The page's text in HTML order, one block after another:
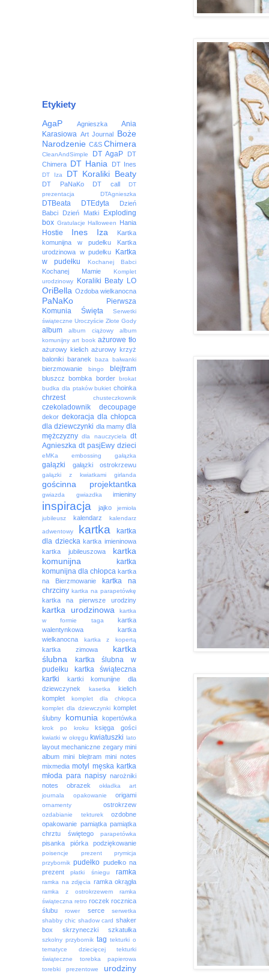
Etykiety
AgaP Agnieszka
Ania
Karasiowa Art Journal
Boże
Narodzenie C&S Chimera
CleanAndSimple DT AgaP
DT
Chimera DT Hania DT Ines
DT Iza DT Koraliki Beaty
DT PaNaKo DT call
DT
prezentacja
DTAgnieszka
DTBeata DTEdyta
Dzień
Babci
Dzień Matki
Exploding
box Gratulacje Halloween Hania
Hostie Ines Iza
Kartka
komunijna w pudełku
Kartka
urodzinowa w pudełku
Kartka
w pudełku
Kochanej Babci
Kochanej Mamie
Komplet
urodzinowy
Koraliki Beaty LO
OriBella Ozdoba wielkanocna
PaNaKo
Pierwsza
Komunia Święta
Serwetki
świąteczne Uroczyście Złote Gody
album album ciążowy
album
komunijny art book ażurowe tło
ażurowy kielich ażurowy krzyż
baloniki baranek baza bałwanki
bierzmowanie bingo blejtram
bluszcz bombka border brokat
budka dla ptaków bukiet choinka
chrzest chusteczkownik
czekoladownik decoupage
dekor dekoracja dla chłopca
dla dziewczynki dla mamy dla
mężczyzny dla nauczyciela dt
Agnieszka dt pasjEwy dzieci
eMKa embossing gałązka
gałązki gałązki ostrokrzewu
gałązki z kwiatkami girlanda
gościnna projektantka
gwiazda gwiazdka imieniny
inspiracja jajko
jemioła
jubileusz
kalendarz
kalendarz
adwentowy
kartka
kartka
dla dziecka kartka imieninowa
kartka jubileuszowa
kartka
komunijna
kartka
komunijna dla chłopca kartka
na Bierzmowanie
kartka na
chrzciny kartka na parapetówkę
kartka na pierwsze urodziny
kartka urodzinowa
kartka
w formie taga
kartka
walentynkowa
kartka
wielkanocna
kartka z kopertą
kartka zimowa
kartka
ślubna
kartka ślubna w
pudełku
kartka świąteczna
kartki
kartki komunijne dla
dziewczynek
kasetka
kielich
komplet
komplet dla chłopca
komplet dla dziewczynki komplet
ślubny
komunia kopertówka
krok po kroku księga gości
kwiatki w okręgu kwiatuszki lato
layout mechaniczne zegary mini
album mini blejtram mini notes
mixmedia motyl męska kartka
młoda para napisy narożniki
notes
obrazek
okładka art
journala
opakowanie origami
ornamenty ostrokrzew
ozdabianie tekturek
ozdobne
opakowanie pamiątka pamiątka
chrztu świętego
parapetówka
pisanka piórka podziękowanie
poisencje prezent
prymicja
przybornik pudełko pudełko na
prezent
płatki śniegu ramka
ramka na zdjęcia ramka okrągła
ramka z ostrokrzewem
ramka
świąteczna retro roczek rocznica
ślubu
rower serce
serwetka
shabby chic shadow card shaker
box
skrzyneczki szkatułka
szkolny przybornik tag tekturki o
tematyce dziecięcej
tekturki
świąteczne
torebka papierowa
torebki prezentowe
urodziny